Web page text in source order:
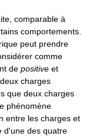
comparable à
comportements.
peut prendre
comme
de positive et
charges
que deux charges
phénomène
entre les charges et
d'une des quatre